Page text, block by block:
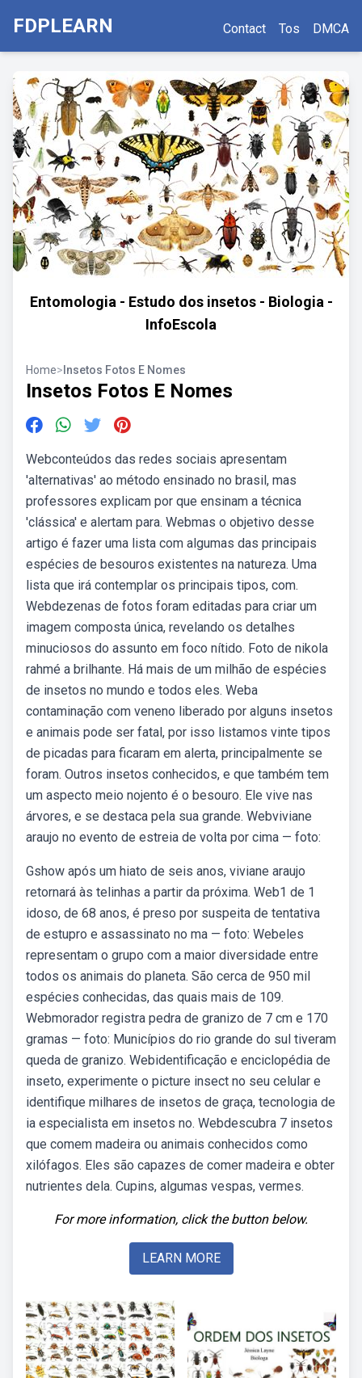
FDPLEARN Contact Tos DMCA
Entomologia - Estudo dos insetos - Biologia -
InfoEscola
Home> Insetos Fotos E Nomes
Insetos Fotos E Nomes
Webconteúdos das redes sociais apresentam
'alternativas' ao método ensinado no brasil, mas
professores explicam por que ensinam a técnica
'clássica' e alertam para. Webmas o objetivo desse
artigo é fazer uma lista com algumas das principais
espécies de besouros existentes na natureza. Uma
lista que irá contemplar os principais tipos, com.
Webdezenas de fotos foram editadas para criar um
imagem composta única, revelando os detalhes
minuciosos do assunto em foco nítido. Foto de nikola
rahmé a brilhante. Há mais de um milhão de espécies
de insetos no mundo e todos eles. Weba
contaminação com veneno liberado por alguns insetos
e animais pode ser fatal, por isso listamos vinte tipos
de picadas para ficaram em alerta, principalmente se
foram. Outros insetos conhecidos, e que também tem
um aspecto meio nojento é o besouro. Ele vive nas
árvores, e se destaca pela sua grande. Webviviane
araujo no evento de estreia de volta por cima — foto:
Gshow após um hiato de seis anos, viviane araujo
retornará às telinhas a partir da próxima. Web1 de 1
idoso, de 68 anos, é preso por suspeita de tentativa
de estupro e assassinato no ma — foto: Webeles
representam o grupo com a maior diversidade entre
todos os animais do planeta. São cerca de 950 mil
espécies conhecidas, das quais mais de 109.
Webmorador registra pedra de granizo de 7 cm e 170
gramas — foto: Municípios do rio grande do sul tiveram
queda de granizo. Webidentificação e enciclopédia de
inseto, experimente o picture insect no seu celular e
identifique milhares de insetos de graça, tecnologia de
ia especialista em insetos no. Webdescubra 7 insetos
que comem madeira ou animais conhecidos como
xilófagos. Eles são capazes de comer madeira e obter
nutrientes dela. Cupins, algumas vespas, vermes.
For more information, click the button below.
LEARN MORE